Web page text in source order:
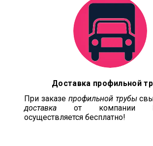
Доставка профильной
При заказе профильной трубы
доставка от компании
осуществляется бесплатно!